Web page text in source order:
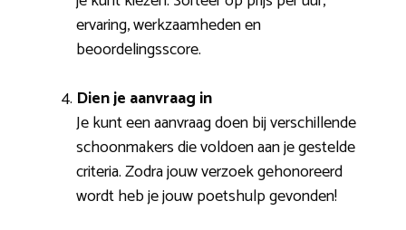
ervaring, werkzaamheden en
beoordelingsscore.
Dien je aanvraag in
Je kunt een aanvraag doen bij verschillende
schoonmakers die voldoen aan je gestelde
criteria. Zodra jouw verzoek gehonoreerd
wordt heb je jouw poetshulp gevonden!